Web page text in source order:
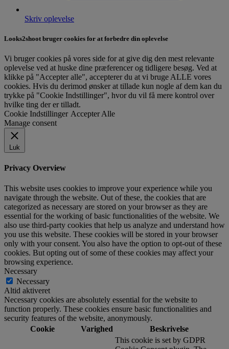
Skriv oplevelse
Looks2shoot bruger cookies for at forbedre din oplevelse
Vi bruger cookies på vores side for at give dig den mest relevante
oplevelse ved at huske dine præferencer og tidligere besøg. Ved at
klikke på "Accepter alle", accepterer du at vi bruge ALLE vores
cookies. Hvis du derimod ønsker at tillade kun nogle af dem kan du
trykke på "Cookie Indstillinger", hvor du vil få mere kontrol over
hvilke ting der er tilladt.
Cookie Indstillinger Accepter Alle
Manage consent
Luk
Privacy Overview
This website uses cookies to improve your experience while you
navigate through the website. Out of these, the cookies that are
categorized as necessary are stored on your browser as they are
essential for the working of basic functionalities of the website. We
also use third-party cookies that help us analyze and understand how
you use this website. These cookies will be stored in your browser
only with your consent. You also have the option to opt-out of these
cookies. But opting out of some of these cookies may affect your
browsing experience.
Necessary
Necessary
Altid aktiveret
Necessary cookies are absolutely essential for the website to
function properly. These cookies ensure basic functionalities and
security features of the website, anonymously.
Cookie
Varighed
Beskrivelse
This cookie is set by GDPR